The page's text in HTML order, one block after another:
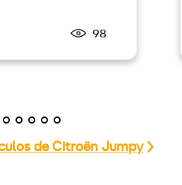
98
de Citroën Jumpy